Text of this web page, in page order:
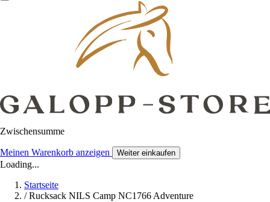
Zwischensumme
Meinen Warenkorb anzeigen Weiter einkaufen
Loading...
Startseite
/ Rucksack NILS Camp NC1766 Adventure